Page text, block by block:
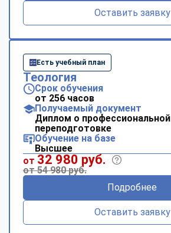
Оставить заявку
Есть учебный план
Теология
Срок обучения
от 256 часов
Получаемый документ
Диплом о профессиональной
переподготовке
Обучение на базе
Высшее
от 32 980 руб.
от 54 980 руб.
Подробнее
Оставить заявку